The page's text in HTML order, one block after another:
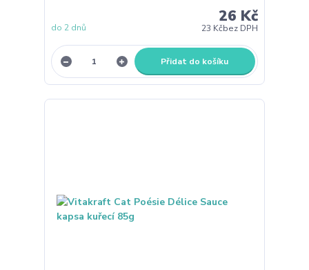
26 Kč
23 Kčbez DPH
do 2 dnů
Přidat do košíku